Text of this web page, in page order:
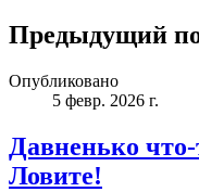
Предыдущий
Опубликовано
5 февр. 2026 г.
Давненько
Ловите!